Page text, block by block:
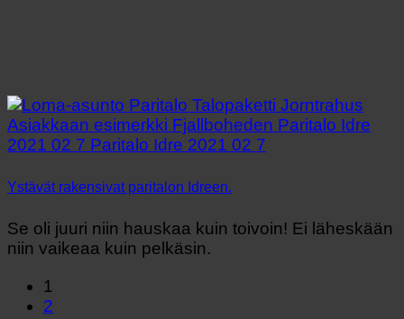
Ystävät rakensivat paritalon Idreen.
Se oli juuri niin hauskaa kuin toivoin! Ei läheskään
niin vaikeaa kuin pelkäsin.
1
2